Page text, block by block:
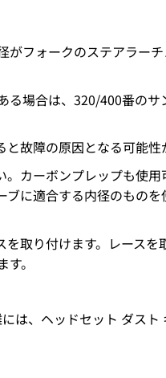
フォークのステアラー
場合は、320/400番の
故障の原因となる可能性
カーボンプレップも使
に適合する内径のもの
取り付けます。レース
。
は、ヘッドセット ダス